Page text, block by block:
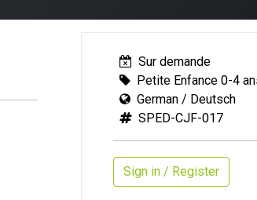
Sur demande
Petite Enfance 0-4
German / Deutsch
SPED-CJF-017
Sign in / Register